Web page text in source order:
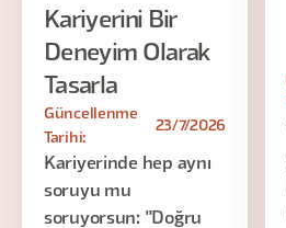
Kariyerini Bir
Deneyim Olarak
Tasarla
Güncellenme
Tarihi:
23/7/2026
Kariyerinde hep aynı
soruyu mu
soruyorsun: "Doğru